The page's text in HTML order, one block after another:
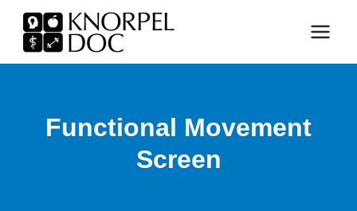
Inhalt
springen
Functional Movement
Screen